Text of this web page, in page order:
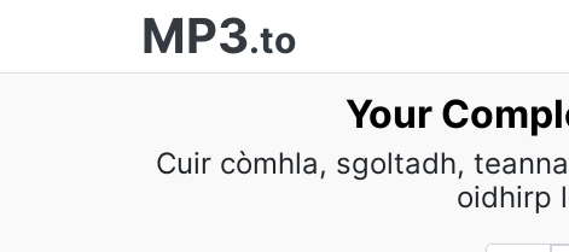
MP3.to
Your
Cuir còmhla, sgoltadh,
oidhirp